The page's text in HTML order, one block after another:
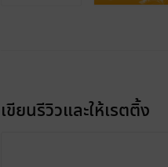
เขียนรีวิวและให้เรตติ้ง